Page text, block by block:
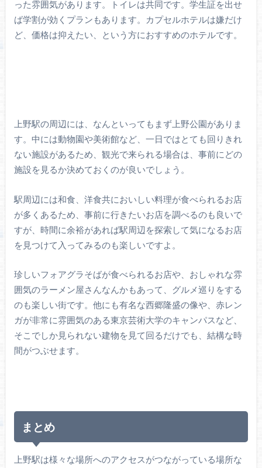
った雰囲気があります。トイレは共同です。学生証を出せ
ば学割が効くプランもあります。カプセルホテルは嫌だけ
ど、価格は抑えたい、という方におすすめのホテルです。
上野駅の周辺には、なんといってもまず上野公園がありま
す。中には動物園や美術館など、一日ではとても回りきれ
ない施設があるため、観光で来られる場合は、事前にどの
施設を見るか決めておくのが良いでしょう。
駅周辺には和食、洋食共においしい料理が食べられるお店
が多くあるため、事前に行きたいお店を調べるのも良いで
すが、時間に余裕があれば駅周辺を探索して気になるお店
を見つけて入ってみるのも楽しいですよ。
珍しいフォアグラそばが食べられるお店や、おしゃれな雰
囲気のラーメン屋さんなんかもあって、グルメ巡りをする
のも楽しい街です。他にも有名な西郷隆盛の像や、赤レン
ガが非常に雰囲気のある東京芸術大学のキャンパスなど、
そこでしか見られない建物を見て回るだけでも、結構な時
間がつぶせます。
まとめ
上野駅は様々な場所へのアクセスがつながっている場所な